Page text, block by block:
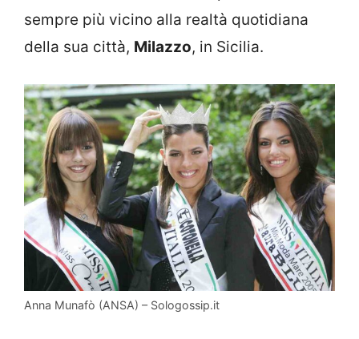
sempre più vicino alla realtà quotidiana
della sua città, Milazzo, in Sicilia.
Anna Munafò (ANSA) – Sologossip.it